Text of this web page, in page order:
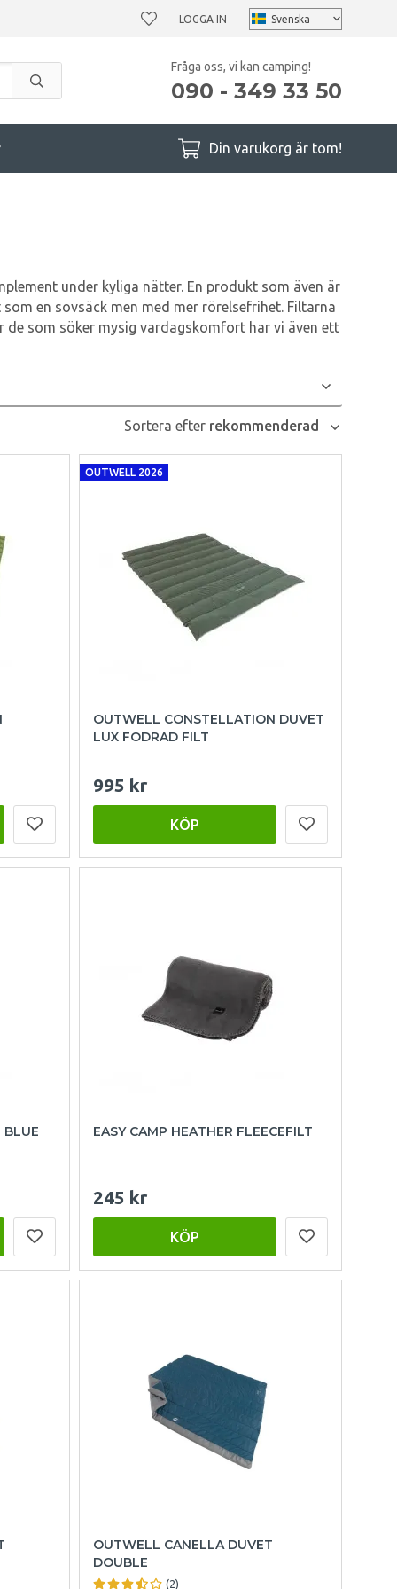
LOGGA IN
Fråga oss, vi kan camping!
090 - 349 33 50
Din varukorg är tom!
under kyliga nätter. En produkt som även är
en sovsäck men med mer rörelsefrihet. Filtarna
som söker mysig vardagskomfort har vi även ett
Sortera efter rekommenderad
OUTWELL 2026
OUTWELL CONSTELLATION DUVET
LUX FODRAD FILT
995 kr
KÖP
BLUE EASY CAMP HEATHER FLEECEFILT
245 kr
KÖP
OUTWELL CANELLA DUVET
DOUBLE
(2)